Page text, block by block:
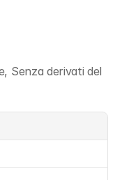
Senza derivati del